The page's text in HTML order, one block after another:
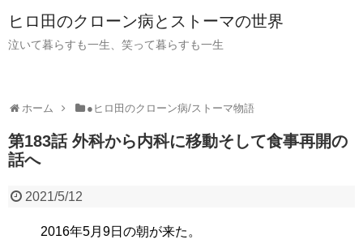
ヒロ田のクローン病とストーマの世界
泣いて暮らすも一生、笑って暮らすも一生
ホーム ●ヒロ田のクローン病/ストーマ物語
第183話 外科から内科に移動そして食事再開の
話へ
2021/5/12
2016年5月9日の朝が来た。